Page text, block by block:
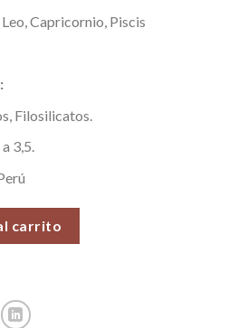
Capricornio, Piscis
Filosilicatos.
3,5.
carrito